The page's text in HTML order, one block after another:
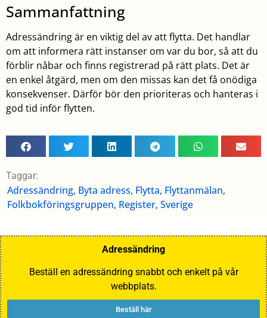
Sammanfattning
Adressändring är en viktig del av att flytta. Det handlar
om att informera rätt instanser om var du bor, så att du
förblir nåbar och finns registrerad på rätt plats. Det är
en enkel åtgärd, men om den missas kan det få onödiga
konsekvenser. Därför bör den prioriteras och hanteras i
god tid inför flytten.
Taggar:
Adressändring, Byta adress, Flytta, Flyttanmälan,
Folkbokföringsgruppen, Register, Sverige
Adressändring
Beställ en adressändring snabbt och enkelt på vår
webbplats.
Beställ här